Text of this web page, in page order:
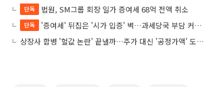
단독 법원, SM그룹 회장 일가 증여세 68억 전액 취소
단독
'증여세' 뒤집은 '시가 입증' 벽…과세당국 부담 커진다
상장사 합병 '헐값 논란' 끝낼까…주가 대신 '공정가액' 도입 자본시장법, 정무위 통과